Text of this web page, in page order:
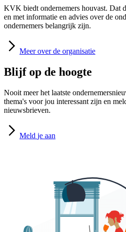
KVK biedt ondernemers houvast. Dat
en met informatie en advies over de
ondernemers belangrijk zijn.
Meer over de organisatie
Blijf op de hoogte
Nooit meer het laatste
thema's voor jou interessant zijn en
nieuwsbrieven.
Meld je aan